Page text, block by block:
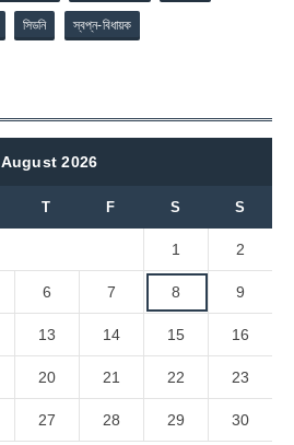
সিডনি স্বপ্ন-বিধায়ক
August 2026
T F S S
1 2
6 7 8 9
13 14 15 16
20 21 22 23
27 28 29 30